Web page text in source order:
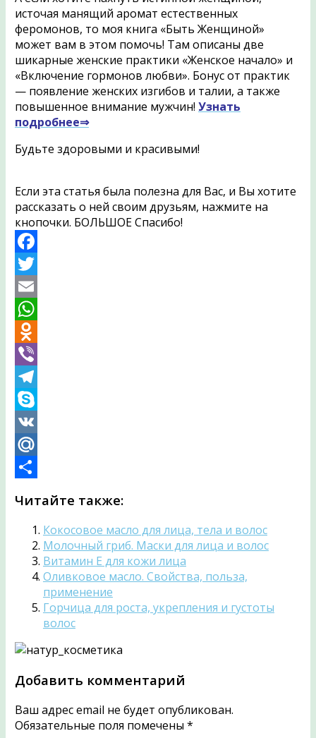
источая манящий аромат естественных
феромонов, то моя книга «Быть Женщиной»
может вам в этом помочь! Там описаны две
шикарные женские практики «Женское начало» и
«Включение гормонов любви». Бонус от практик
— появление женских изгибов и талии, а также
повышенное внимание мужчин! Узнать
подробнее⇒
Будьте здоровыми и красивыми!
Если эта статья была полезна для Вас, и Вы хотите
рассказать о ней своим друзьям, нажмите на
кнопочки. БОЛЬШОЕ Спасибо!
Facebook
Twitter
Email
WhatsApp
Odnoklassniki
Viber
Telegram
Skype
VK
Mail.Ru
Читайте также:
Кокосовое масло для лица, тела и волос
Молочный гриб. Маски для лица и волос
Витамин Е для кожи лица
Оливковое масло. Свойства, польза,
применение
Горчица для роста, укрепления и густоты
волос
Добавить комментарий
Ваш адрес email не будет опубликован.
Обязательные поля помечены *